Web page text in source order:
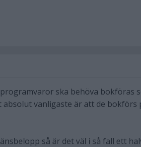
ska behöva bokföras
vanligaste är att de bokförs
så är det väl i så fall ett